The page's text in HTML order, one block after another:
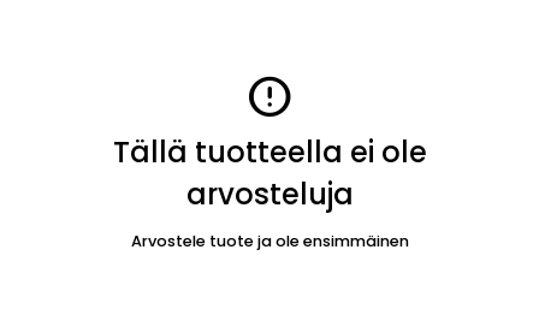
error
Tällä tuotteella ei ole
arvosteluja
Arvostele tuote ja ole ensimmäinen